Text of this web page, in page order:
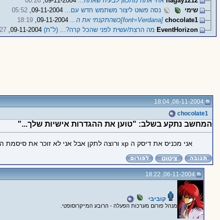
שימי
נסה פשוט ליצור משתמש חדש עם...
05:52
chocolate1 [font=Verdana]כשהתקנתי את ה... 09-11-2004,
18:19
EventHorizon מה הרצת/עשית לפני שהכל קרה?... (ל"ת)09-11-2004,
06-11-2004, 18:04
chocolate1
המחשב נתקע בשלב: "טוען את ההגדרות אישיות שלך..."
אני מכניס את דיסק ה xp ורוצה לתקן אבל אני לא זוכר את סיסמת האדמין - מה לעשות?
06-11-2004, 18:22
קוביבי
מנהל פורום מערכות הפעלה - הרובע המייקרוסופטי.